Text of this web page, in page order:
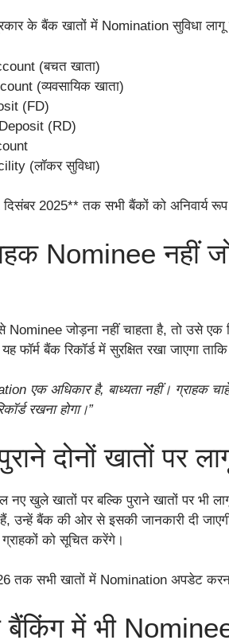
के बैंक खातों में Nomination सुविधा
(बचत खाता)
(व्यवसायिक खाता)
(FD)
(RD)
(लॉकर सुविधा)
2025** तक सभी बैंकों को अनिवार्य रूप
Nominee नहीं
Nominee जोड़ना नहीं चाहता है, तो उसे
फॉर्म बैंक रिकॉर्ड में सुरक्षित रखा जाएगा
एक अधिकार है, बाध्यता नहीं। ग्राहक
रखना होगा।”
दोनों खातों पर
नए खुले खातों पर बल्कि पुराने खातों पर भी
उन्हें बैंक की ओर से इसकी जानकारी दी
को सूचित करेंगे।
तक सभी खातों में Nomination अपडेट करना
बैंकिंग में भी